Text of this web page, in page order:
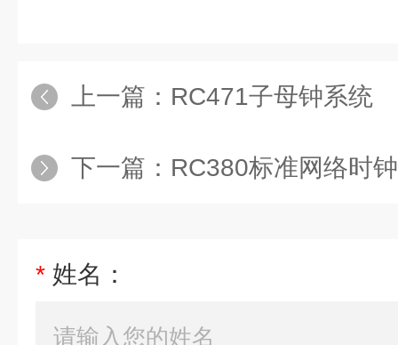
上一篇： RC471子母钟系统
下一篇： RC380标准网络时
* 姓名：